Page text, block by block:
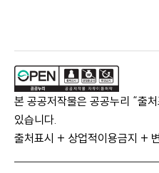
본 공공저작물은 공공누리 “출
있습니다.
출처표시 + 상업적이용금지 +